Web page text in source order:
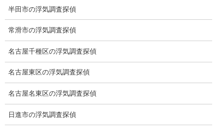
カテゴリー ブログ
2022-10-01
半田市の浮気調査探偵
常滑市の浮気調査探偵
名古屋千種区の浮気調査探偵
名古屋東区の浮気調査探偵
名古屋名東区の浮気調査探偵
日進市の浮気調査探偵